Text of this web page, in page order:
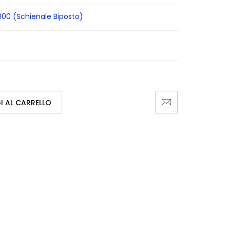
(Schienale Biposto)
CARRELLO